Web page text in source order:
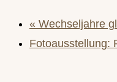
« Wechseljahre
Fotoausstellung: